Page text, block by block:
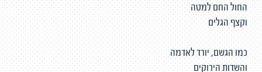
החול החם למטה
וקצף הגלים
כמו הגשם, יורד לאדמה
והשדות הירוקים